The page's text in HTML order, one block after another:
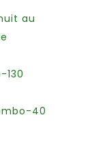
au
130
40